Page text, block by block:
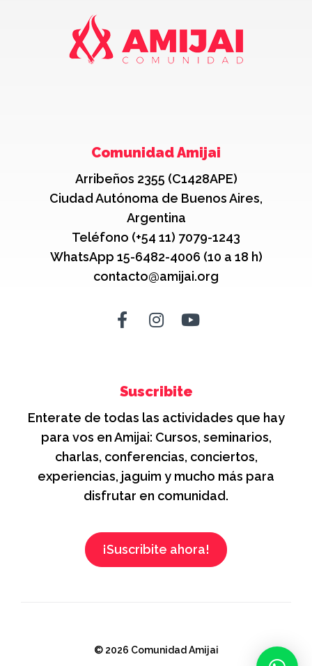
Comunidad Amijai
Arribeños 2355 (C1428APE)
Ciudad Autónoma de Buenos Aires,
Argentina
Teléfono (+54 11) 7079-1243
WhatsApp 15-6482-4006 (10 a 18 h)
contacto@amijai.org
Suscribite
Enterate de todas las actividades que hay
para vos en Amijai: Cursos, seminarios,
charlas, conferencias, conciertos,
experiencias, jaguim y mucho más para
disfrutar en comunidad.
¡Suscribite ahora!
© 2026 Comunidad Amijai